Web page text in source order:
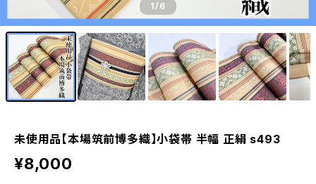
1/6
未使用品【本場筑前博多織】小袋帯 半幅 正絹 s493
¥8,000